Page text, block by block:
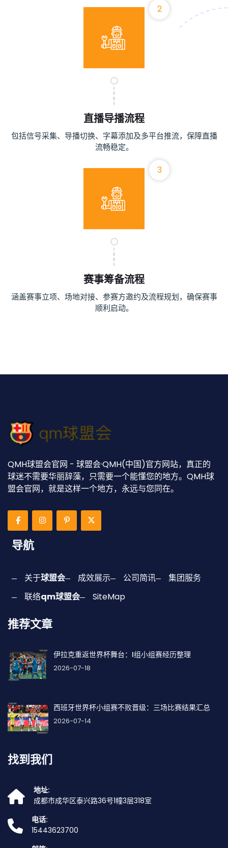
2
直播导播流程
包括信号采集、导播切换、字幕添加及多平台推流，保障直播
流畅稳定。
3
赛事筹备流程
涵盖赛事立项、场地对接、参赛方邀约及流程规划，确保赛事
顺利启动。
QMH球盟会官网 - 球盟会·QMH(中国)官方网站，真正的
球迷不需要华丽辞藻，只需要一个能懂您的地方。QMH球
盟会官网，就是这样一个地方，永远与您同在。
导航
关于球盟会 成效展示 公司简讯
集团服务
联络qm球盟会 SiteMap
推荐文章
伊拉克重返世界杯舞台：I组小组赛经历整理
2026-07-18
西班牙世界杯小组赛不败晋级：三场比赛结果汇总
2026-07-14
找到我们
地址:
成都市成华区泰兴路36号1幢3层318室
电话:
15443623700